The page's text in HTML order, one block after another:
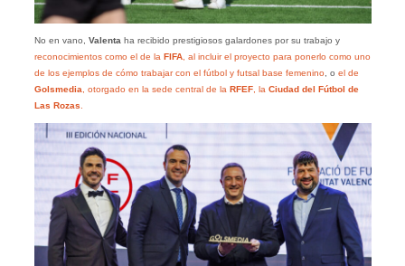
No en vano, Valentaha recibido prestigiosos galardones por su trabajo y
reconocimientos como el de la FIFA, al incluir el proyecto para ponerlo como uno
de los ejemplos de cómo trabajar con el fútbol y futsal base femenino, o el de
Golsmedia, otorgado en la sede central de la RFEF, la Ciudad del Fútbol de
Las Rozas.